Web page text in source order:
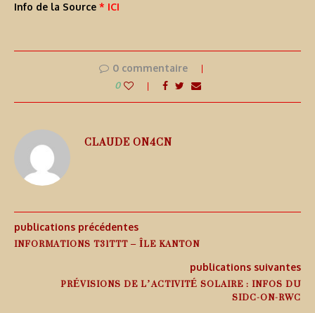
Info de la Source * ICI
0 commentaire
0
CLAUDE ON4CN
publications précédentes
INFORMATIONS T31TTT – ÎLE KANTON
publications suivantes
PRÉVISIONS DE L’ACTIVITÉ SOLAIRE : INFOS DU
SIDC-ON-RWC